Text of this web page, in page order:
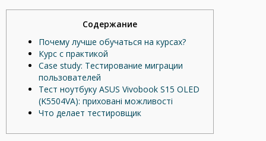
Содержание
Почему лучше обучаться на курсах?
Курс с практикой
Case study: Тестирование миграции
пользователей
Тест ноутбуку ASUS Vivobook S15 OLED
(K5504VA): приховані можливості
Что делает тестировщик